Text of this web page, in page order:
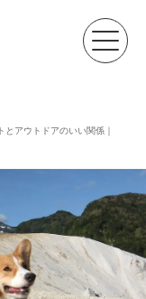
とアウトドアのいい関係｜